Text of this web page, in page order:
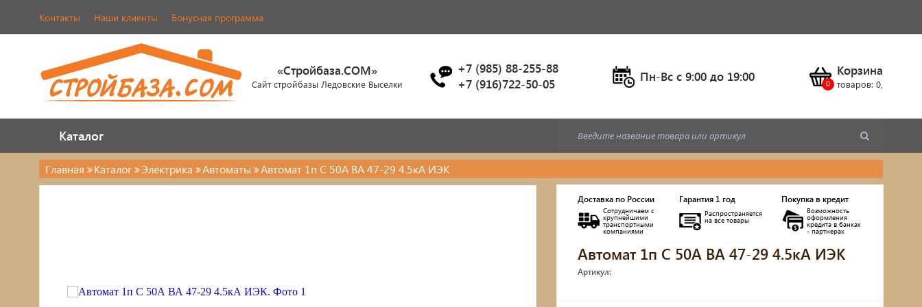
Контакты Наши клиенты Бонусная программа
«Стройбаза.COM»
Сайт стройбазы Ледовские Выселки
+7 (985) 88-255-88
+7 (916)722-50-05
Пн-Вс c 9:00 до 19:00 Корзина
товаров: 0,
Каталог
Каталог
Электрика
Главная Каталог Электрика Автоматы Автомат 1п C 50А ВА 47-29 4.5кА ИЭК
Доставка по России
Сотрудничаем с
крупнейшими
транспортными
компаниями
Гарантия 1 год
Распространяется
на все товары
Покупка в кредит
Возможность
оформления
кредита в банках
- партнерах
Автомат 1п C 50А ВА 47-29 4.5кА ИЭК
Артикул: